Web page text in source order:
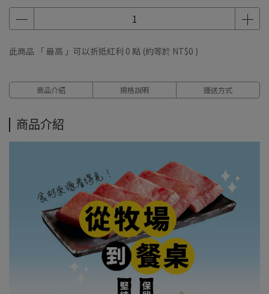
此商品 「 最高 」可以折抵紅利 0 點 (約等於 NT$0 )
商品介紹 規格說明 運送方式
商品介紹